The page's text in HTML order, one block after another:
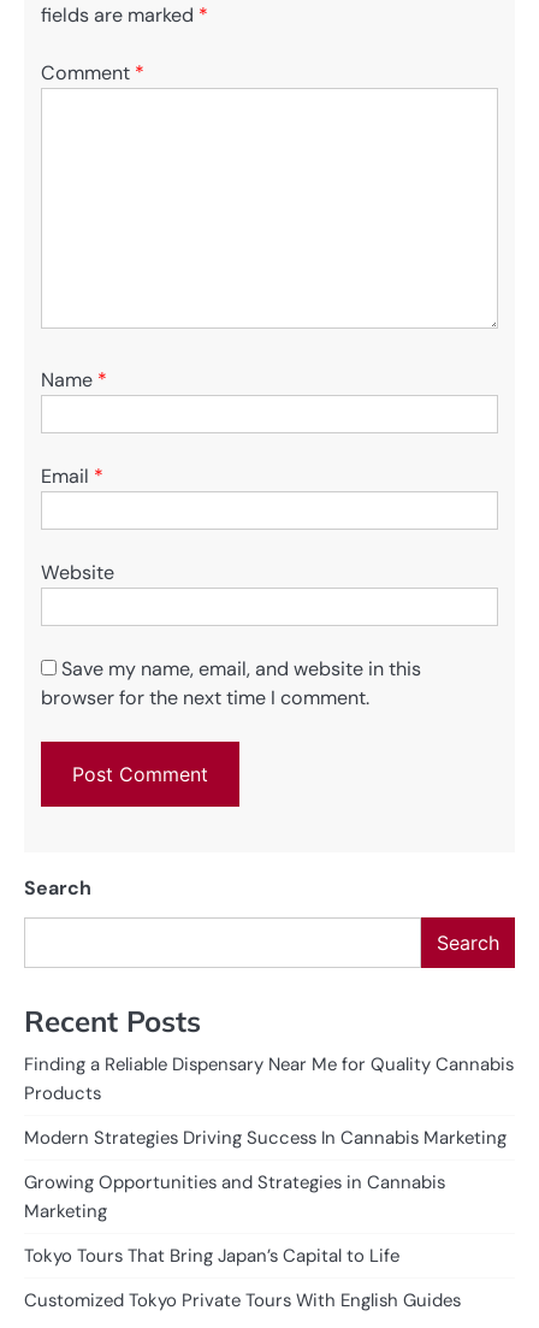
fields are marked *
Comment *
Name *
Email *
Website
Save my name, email, and website in this
browser for the next time I comment.
Search
Search
Recent Posts
Finding a Reliable Dispensary Near Me for Quality Cannabis
Products
Modern Strategies Driving Success In Cannabis Marketing
Growing Opportunities and Strategies in Cannabis
Marketing
Tokyo Tours That Bring Japan’s Capital to Life
Customized Tokyo Private Tours With English Guides